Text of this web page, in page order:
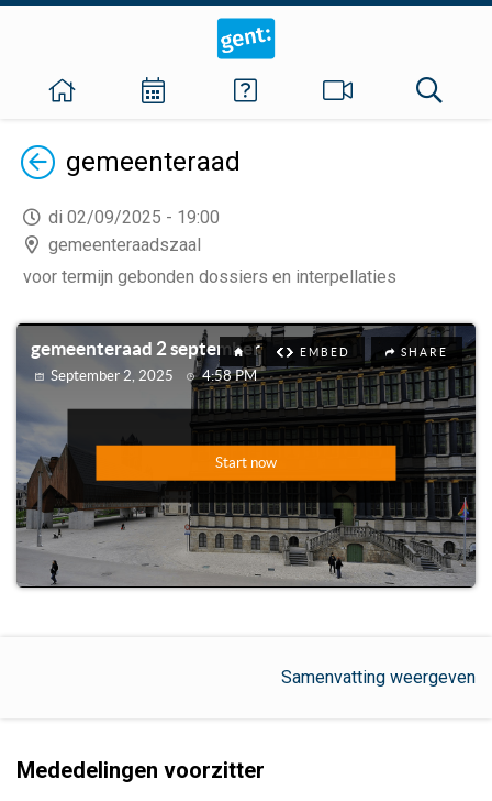
Teruggemeenteraad
di 02/09/2025 - 19:00
gemeenteraadszaal
voor termijn gebonden dossiers en interpellaties
Samenvatting weergeven
Mededelingen voorzitter